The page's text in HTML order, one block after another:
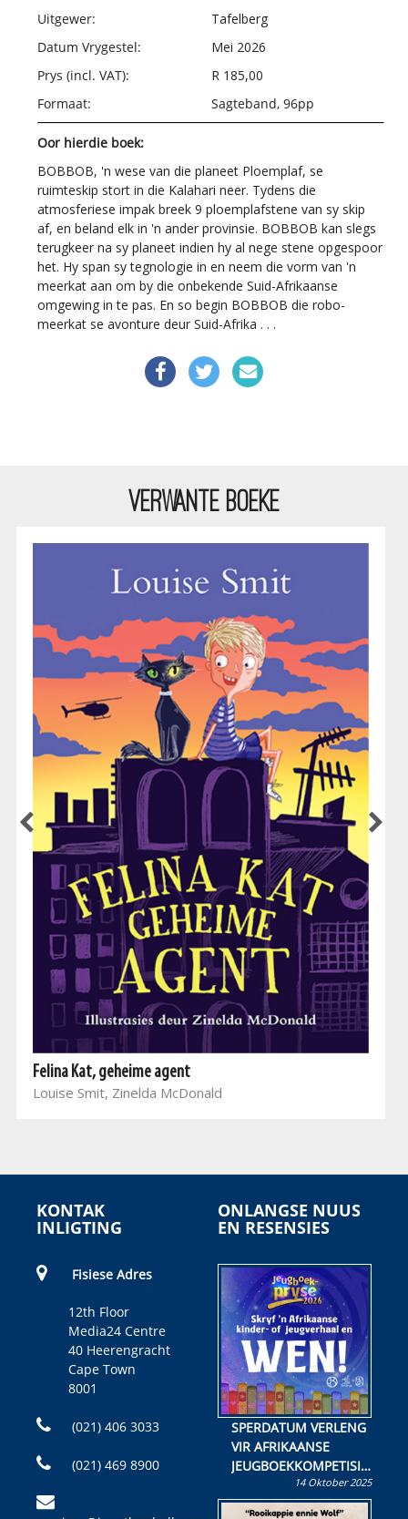
Uitgewer:
Tafelberg
Datum Vrygestel:
Mei 2026
Prys (incl. VAT):
R 185,00
Formaat:
Sagteband, 96pp
Oor hierdie boek:
BOBBOB, 'n wese van die planeet Ploemplaf, se
ruimteskip stort in die Kalahari neer. Tydens die
atmosferiese impak breek 9 ploemplafstene van sy skip
af, en beland elk in 'n ander provinsie. BOBBOB kan slegs
terugkeer na sy planeet indien hy al nege stene opgespoor
het. Hy span sy tegnologie in en neem die vorm van 'n
meerkat aan om by die onbekende Suid-Afrikaanse
omgewing in te pas. En so begin BOBBOB die robo-
meerkat se avonture deur Suid-Afrika . . .
VERWANTE BOEKE
Felina Kat, geheime agent
Louise Smit, Zinelda McDonald
KONTAK
INLIGTING
Fisiese Adres
12th Floor
Media24 Centre
40 Heerengracht
Cape Town
8001
(021) 406 3033
(021) 469 8900
ONLANGSE NUUS
EN RESENSIES
SPERDATUM VERLENG
VIR AFRIKAANSE
JEUGBOEKKOMPETISIE
Skryf ’n jeugboek of
kinderboek en staan ’n
14 Oktober 2025